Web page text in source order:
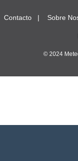
Contacto Sobre
© 2024